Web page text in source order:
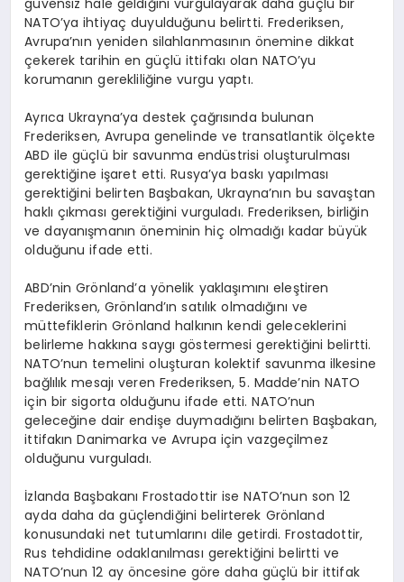
güvensiz hale geldiğini vurgulayarak daha güçlü bir
NATO’ya ihtiyaç duyulduğunu belirtti. Frederiksen,
Avrupa’nın yeniden silahlanmasının önemine dikkat
çekerek tarihin en güçlü ittifakı olan NATO’yu
korumanın gerekliliğine vurgu yaptı.
Ayrıca Ukrayna’ya destek çağrısında bulunan
Frederiksen, Avrupa genelinde ve transatlantik ölçekte
ABD ile güçlü bir savunma endüstrisi oluşturulması
gerektiğine işaret etti. Rusya’ya baskı yapılması
gerektiğini belirten Başbakan, Ukrayna’nın bu savaştan
haklı çıkması gerektiğini vurguladı. Frederiksen, birliğin
ve dayanışmanın öneminin hiç olmadığı kadar büyük
olduğunu ifade etti.
ABD’nin Grönland’a yönelik yaklaşımını eleştiren
Frederiksen, Grönland’ın satılık olmadığını ve
müttefiklerin Grönland halkının kendi geleceklerini
belirleme hakkına saygı göstermesi gerektiğini belirtti.
NATO’nun temelini oluşturan kolektif savunma ilkesine
bağlılık mesajı veren Frederiksen, 5. Madde’nin NATO
için bir sigorta olduğunu ifade etti. NATO’nun
geleceğine dair endişe duymadığını belirten Başbakan,
ittifakın Danimarka ve Avrupa için vazgeçilmez
olduğunu vurguladı.
İzlanda Başbakanı Frostadottir ise NATO’nun son 12
ayda daha da güçlendiğini belirterek Grönland
konusundaki net tutumlarını dile getirdi. Frostadottir,
Rus tehdidine odaklanılması gerektiğini belirtti ve
NATO’nun 12 ay öncesine göre daha güçlü bir ittifak